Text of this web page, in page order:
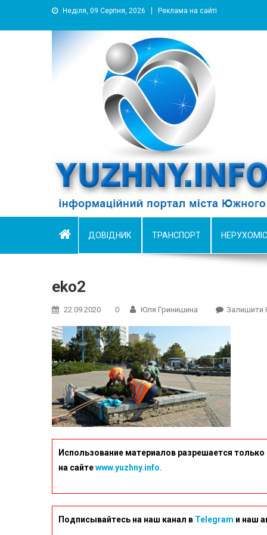
Неділя, 09 Серпня, 2026 Реклама на сайті
YUZHNY.INFO
информационный портал города Южный
ДОВІДНИК ТРАНСПОРТ
eko2
22.09.2020 0 Юля Гринишина Залишити
Использование материалов разрешается
на сайтеwww.yuzhny.info.
Подписывайтесь на наш канал в Telegram и наш